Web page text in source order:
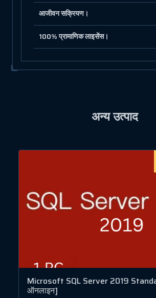
आजीवन सक्रियण।
100% प्रामाणिक लाइसेंस।
अन्य उत्पाद
Microsoft SQL Server 2019
ऑनलाइन]